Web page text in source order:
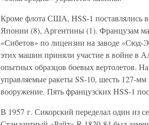
Кроме флота США, HSS-1
Японии (8), Аргентины (1). Французам
«Сибетов» по лицензии на заводе «Сюд-
этих машин приняли участие в войне в
опытных образцов боевых вертолетов.
управляемые ракеты SS-10, шесть 127-
вооружение. Пять французских HSS-1
В 1957 г. Сикорский переделал один из